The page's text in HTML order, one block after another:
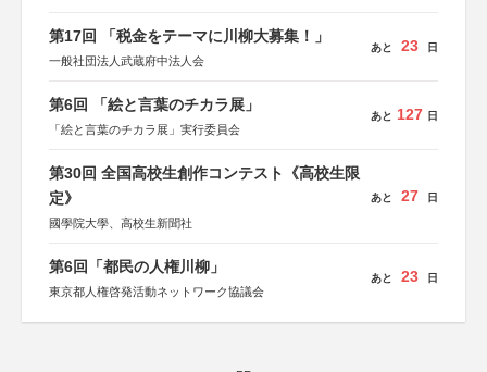
第17回 「税金をテーマに川柳大募集！」
一般社団法人武蔵府中法人会
あと 23 日
第6回 「絵と言葉のチカラ展」
「絵と言葉のチカラ展」実行委員会
あと 127 日
第30回 全国高校生創作コンテスト《高校生限
定》
國學院大學、高校生新聞社
あと 27 日
第6回「都民の人権川柳」
東京都人権啓発活動ネットワーク協議会
あと 23 日